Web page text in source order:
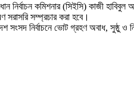
নির্বাচন কমিশনার (সিইসি) কাজী হাবিবুল
সরাসরি সম্প্রচার করা হবে।
নির্বাচনে ভোট গ্রহণ অবাধ, সুষ্ঠু ও